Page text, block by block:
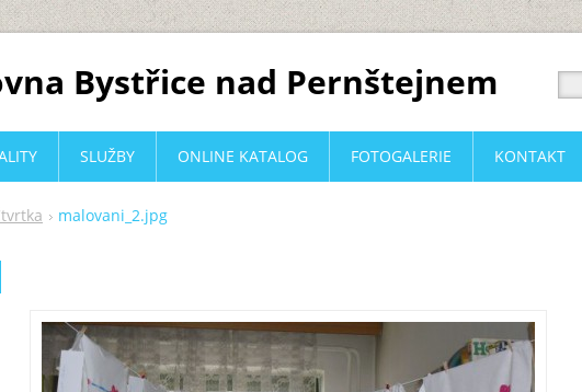
Bystřice nad Pernštejnem
malovani_2.jpg
SLUŽBY ONLINE KATALOG FOTOGALERIE KONTAKT